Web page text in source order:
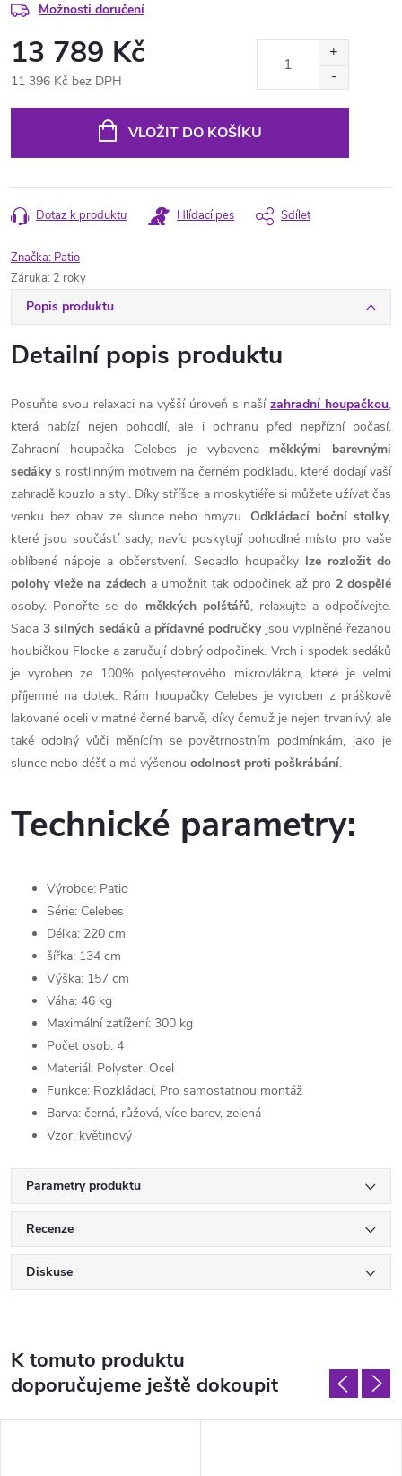
Možnosti doručení
13 789 Kč
11 396 Kč bez DPH
VLOŽIT DO KOŠÍKU
Dotaz k produktu Hlídací pes Sdílet
Značka: Patio
Záruka: 2 roky
Popis produktu
Detailní popis produktu
Posuňte svou relaxaci na vyšší úroveň s naší zahradní houpačkou,
která nabízí nejen pohodlí, ale i ochranu před nepřízní počasí.
Zahradní houpačka Celebes je vybavena měkkými barevnými
sedákys rostlinným motivem na černém podkladu, které dodají vaší
zahradě kouzlo a styl. Díky stříšce a moskytiéře si můžete užívat čas
venku bez obav ze slunce nebo hmyzu.Odkládací boční stolky,
které jsou součástí sady, navíc poskytují pohodlné místo pro vaše
oblíbené nápoje a občerstvení. Sedadlo houpačky lze rozložit do
polohy vleže na zádech a umožnit tak odpočinek až pro 2 dospělé
osoby. Ponořte se do měkkých polštářů, relaxujte a odpočívejte.
Sada 3 silných sedáků a přídavné područkyjsou vyplněné řezanou
houbičkou Flocke a zaručují dobrý odpočinek. Vrch i spodek sedáků
je vyroben ze 100% polyesterového mikrovlákna, které je velmi
příjemné na dotek. Rám houpačky Celebes je vyroben z práškově
lakované oceli v matné černé barvě, díky čemuž je nejen trvanlivý, ale
také odolný vůči měnícím se povětrnostním podmínkám, jako je
slunce nebo déšť a má výšenou odolnost proti poškrábání.
Technické parametry:
Výrobce: Patio
Série: Celebes
Délka: 220 cm
šířka: 134 cm
Výška: 157 cm
Váha: 46 kg
Maximální zatížení: 300 kg
Počet osob: 4
Materiál: Polyster, Ocel
Funkce: Rozkládací, Pro samostatnou montáž
Barva: černá, růžová, více barev, zelená
Vzor: květinový
Parametry produktu
Recenze
Diskuse
K tomuto produktu
doporučujeme ještě dokoupit